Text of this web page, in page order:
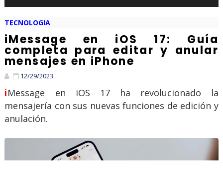
TECNOLOGIA
iMessage en iOS 17: Guía
completa para editar y anular
mensajes en iPhone
12/29/2023
iMessage en iOS 17 ha revolucionado la
mensajería con sus nuevas funciones de edición y
anulación.